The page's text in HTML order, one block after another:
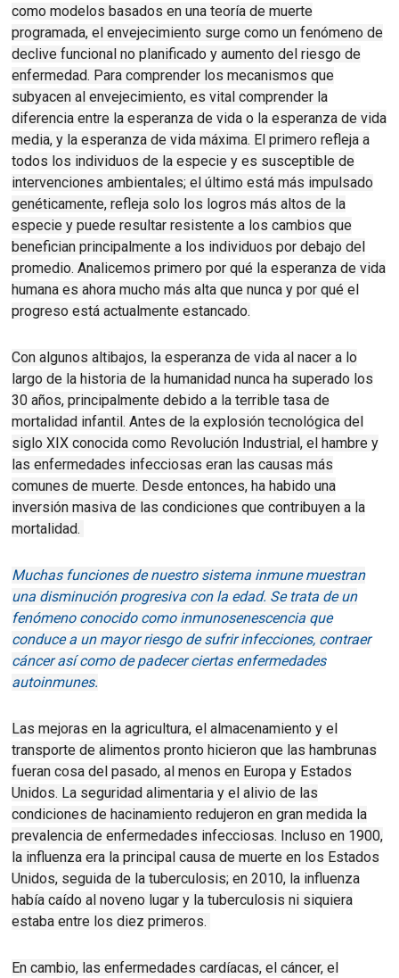
como modelos basados ​​en una teoría de muerte
programada, el envejecimiento surge como un fenómeno de
declive funcional no planificado y aumento del riesgo de
enfermedad. Para comprender los mecanismos que
subyacen al envejecimiento, es vital comprender la
diferencia entre la esperanza de vida o la esperanza de vida
media, y la esperanza de vida máxima. El primero refleja a
todos los individuos de la especie y es susceptible de
intervenciones ambientales;el último está más impulsado
genéticamente, refleja solo los logros más altos de la
especie y puede resultar resistente a los cambios que
benefician principalmente a los individuos por debajo del
promedio.Analicemos primero por qué la esperanza de vida
humana es ahora mucho más alta que nunca y por qué el
progreso está actualmente estancado.
Con algunos altibajos, la esperanza de vida al nacer a lo
largo de la historia de la humanidad nunca ha superado los
30 años, principalmente debido a la terrible tasa de
mortalidad infantil.Antes de la explosión tecnológica del
siglo XIX conocida como Revolución Industrial, el hambre y
las enfermedades infecciosas eran las causas más
comunes de muerte. Desde entonces, ha habido una
inversión masiva de las condiciones que contribuyen a la
mortalidad.
Muchas funciones de nuestro sistema inmune muestran
una disminución progresiva con la edad. Se trata de un
fenómeno conocido como inmunosenescencia que
conduce a un mayor riesgo de sufrir infecciones, contraer
cáncer así como de padecer ciertas enfermedades
autoinmunes.
Las mejoras en la agricultura, el almacenamiento y el
transporte de alimentos pronto hicieron que las hambrunas
fueran cosa del pasado, al menos en Europa y Estados
Unidos. La seguridad alimentaria y el alivio de las
condiciones de hacinamiento redujeron en gran medida la
prevalencia de enfermedades infecciosas. Incluso en 1900,
la influenza era la principal causa de muerte en los Estados
Unidos, seguida de la tuberculosis;en 2010, la influenza
había caído al noveno lugar y la tuberculosis ni siquiera
estaba entre los diez primeros.
En cambio, las enfermedades cardíacas, el cáncer, el